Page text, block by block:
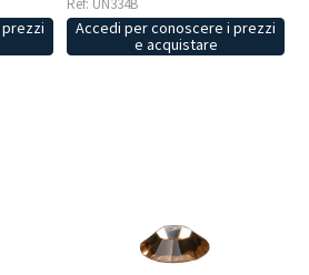
Accedi per conoscere i prezzi
e acquistare